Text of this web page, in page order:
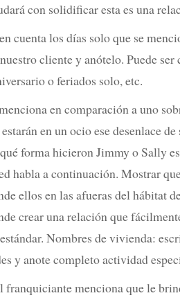
con solidificar esta es una
cuenta los días solo que se
cliente y anótelo. Puede
o feriados solo, etc.
en comparación a uno
en un ocio ese desenlace de
forma hicieron Jimmy o Sally
habla a continuación. Mostrar
ellos en las afueras del hábitat
crear una relación que
Nombres de vivienda:
y anote completo actividad
franquiciante menciona que le